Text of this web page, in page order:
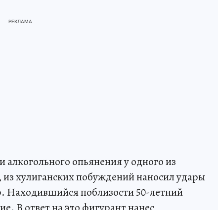
опьянения у одного из
хулиганских побуждений наносил удары
Находившийся поблизости 50-летний